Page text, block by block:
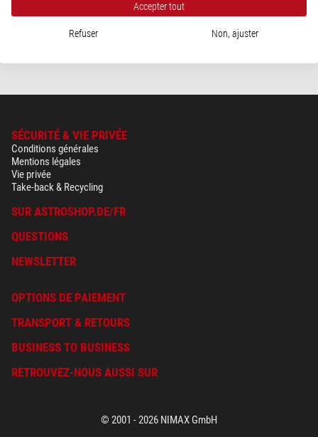
346,00 $
3-5 semaines
SÉCURITÉ & VIE PRIVÉE
Conditions générales
Mentions légales
Vie privée
Take-back & Recycling
SUR ASTROSHOP.DE/FR
QUESTIONS
NEWSLETTER
OPTIONS DE PAIEMENT
TRANSPORT & RETOURS
BUSINESS TO BUSINESS
RETROUVEZ-NOUS AUSSI SUR
© 2001 - 2026 NIMAX GmbH
Accepter tout
Refuser Non, ajuster